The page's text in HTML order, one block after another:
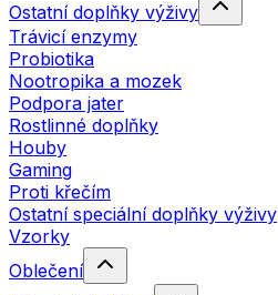
Ostatní doplňky výživy
Trávicí enzymy
Probiotika
Nootropika a mozek
Podpora jater
Rostlinné doplňky
Houby
Gaming
Proti křečím
Ostatní speciální doplňky výživy
Vzorky
Oblečení